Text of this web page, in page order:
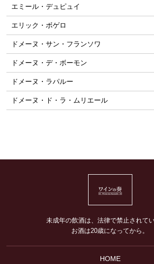
エミール・デュピュイ
エリック・ボゲロ
ドメーヌ・サン・フランソワ
ドメーヌ・デ・ボーモン
ドメーヌ・ラパルー
ドメーヌ・ド・ラ・ムリエール
未成年の飲酒は、法律で禁止されてい
お酒は20歳になってから。
HOME